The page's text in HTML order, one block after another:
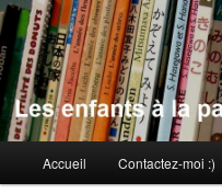
Aller
au
contenu
principalLes enfants à
principal
Accueil Contactez-moi :)